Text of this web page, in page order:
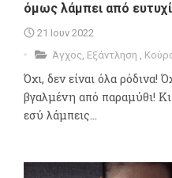
όμως λάμπει από
21 Ιουν 2022
Άγχος, Εξάντληση ,
Όχι, δεν είναι όλα ρόδινα!
βγαλμένη από παραμύθι!
εσύ λάμπεις...